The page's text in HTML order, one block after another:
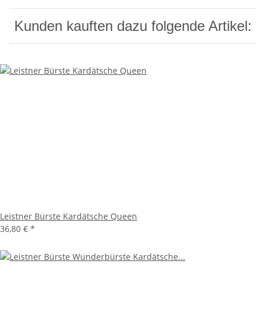
Kunden kauften dazu folgende Artikel:
Leistner Bürste Kardätsche Queen
36,80 € *